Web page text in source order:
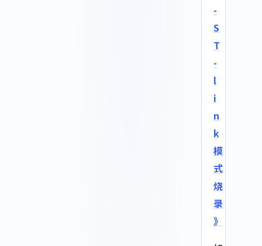
-
S
T
-
l
i
n
k
模
式
烧
录
》